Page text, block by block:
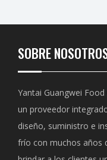
SOBRE
Yantai Guangwei
un proveedor
diseño, suministro e
frío con muchos años